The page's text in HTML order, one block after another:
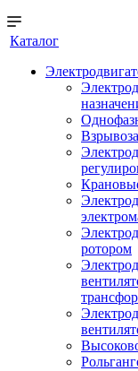
Каталог
ротором